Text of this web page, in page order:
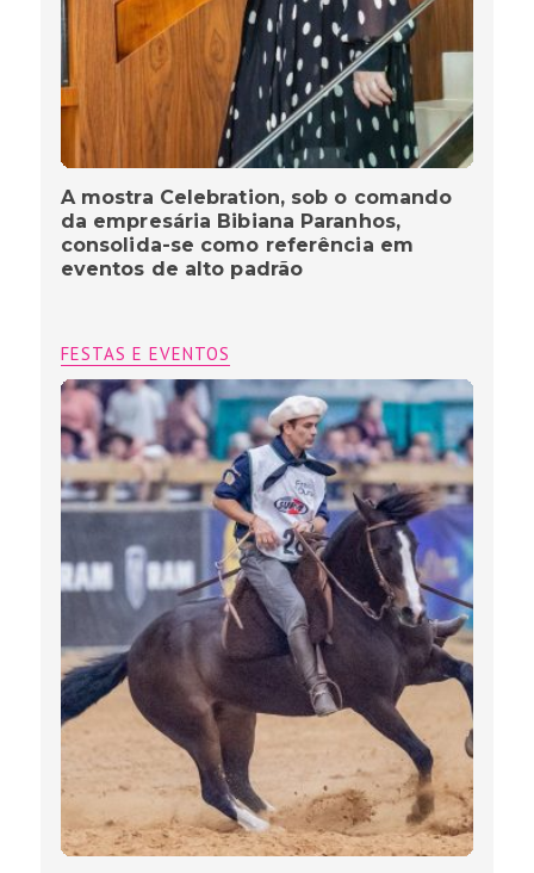
A mostra Celebration, sob o comando
da empresária Bibiana Paranhos,
consolida-se como referência em
eventos de alto padrão
FESTAS E EVENTOS